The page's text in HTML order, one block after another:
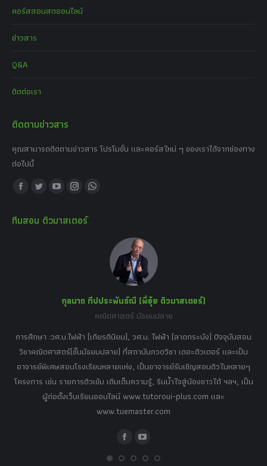
คอร์สสอนสดออนไลน์
ข่าวสาร
Q&A
ติดต่อเรา
ติดตามข่าวสาร
คุณสามารถติดตามข่าวสาร โปรโมชั่น และคอร์สใหม่ ๆ ของเราได้จากช่องทาง
ต่อไปนี้
Find us on:
Facebook
opens
Twitter
opens
YouTube
opens
Instagram
opens
Whatsapp
window
ทีมสอน ติวมาสเตอร์
กุลนาถ ทีปประพันธ์ณี (พี่อุ๋ย ติวมาสเตอร์)
คณิตศาสตร์ มัธยมปลาย
การศึกษา :วศ.บ.ไฟฟ้า (เกียรตินิยม), วศ.ม. ไฟฟ้า (ลาดกระบัง) ปัจจุบันสอน
วิชาคณิตศาสตร์(ชั้นมัธยมปลาย) ที่สถาบันกวดวิชา เดอะติวเตอร์ และเป็น
อาจารย์พิเศษสอนโรงเรียนหลายแห่ง, เป็นอาจารย์รับเชิญสอนติวในหลายๆ
โครงการ เช่น รายการติวเข้ม เติมเต็มความรู้, รินน้ำใจสู่น้องชาวใต้ ฯลฯ, เป็น
ผู้ก่อตั้งเว็บเรียนออนไลน์ www.tutoroui-plus.com และ
www.tuemaster.com
FacebookYouTube